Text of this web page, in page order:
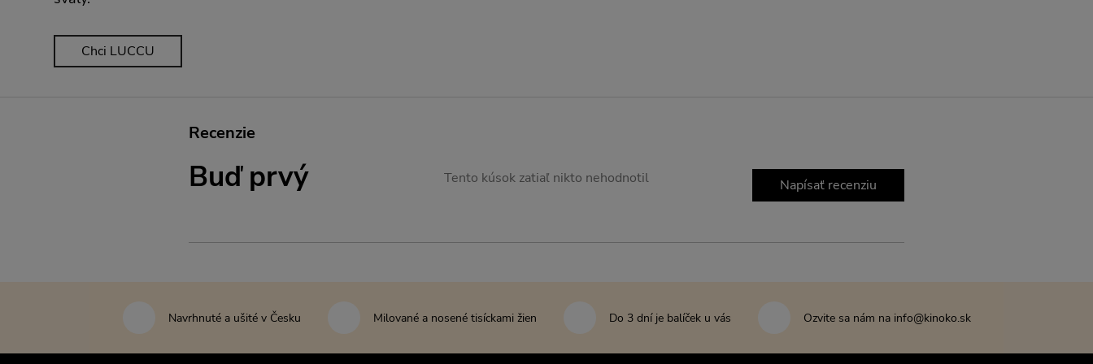
Chci LUCCU
Recenzie
Buď prvý Tento kúsok zatiaľ nikto nehodnotil Napísať recenziu
Navrhnuté a ušité v Česku Milované a nosené tisíckami žien Do 3 dní je balíček u vás Ozvite sa nám na info@kinoko.sk